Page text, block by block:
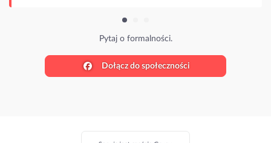
Pytaj o formalności.
Dołącz do społeczności